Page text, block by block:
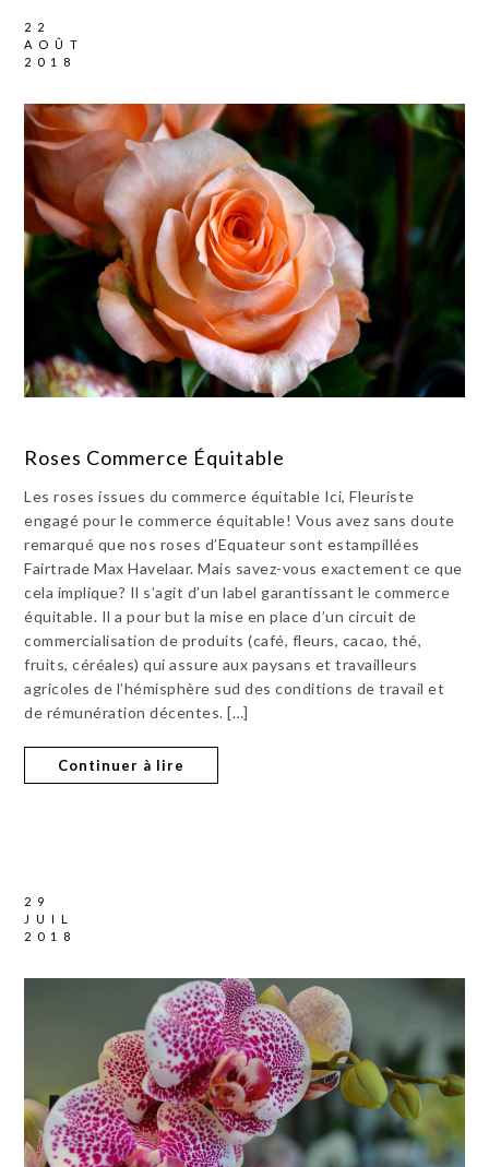
22
AOÛT
2018
Roses Commerce Équitable
Les roses issues du commerce équitable Ici, Fleuriste
engagé pour le commerce équitable! Vous avez sans doute
remarqué que nos roses d’Equateur sont estampillées
Fairtrade Max Havelaar. Mais savez-vous exactement ce que
cela implique? Il s’agit d’un label garantissant le commerce
équitable. Il a pour but la mise en place d’un circuit de
commercialisation de produits (café, fleurs, cacao, thé,
fruits, céréales) qui assure aux paysans et travailleurs
agricoles de l’hémisphère sud des conditions de travail et
de rémunération décentes. […]
Continuer à lire
29
JUIL
2018